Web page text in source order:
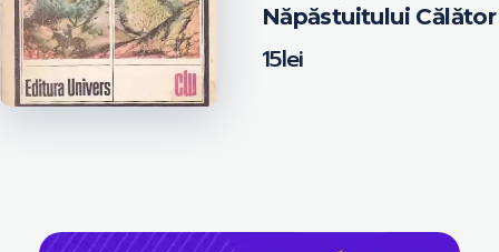
Năpăstuitului Călător
15lei